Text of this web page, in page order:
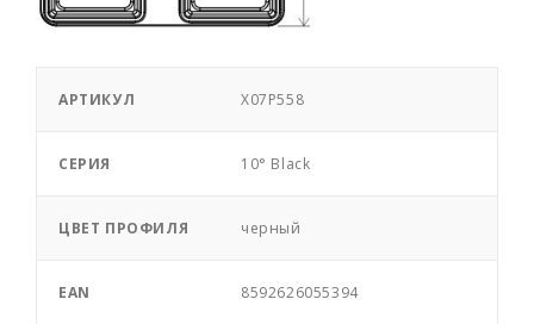
АРТИКУЛ X07P558
СЕРИЯ 10° Black
ЦВЕТ ПРОФИЛЯ черный
EAN 8592626055394